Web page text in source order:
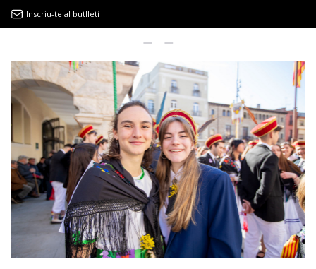
9MAGAZÍN
EL CLÀSSIC | ALBERT PLA
“LA VIDA ÉS COM LA MAR: SEMPRE BUSCA L’EQUILIBRI”
NOVETATS DISCOGRÀFIQUES
EL CLÀSSIC | ELS 3 TAMBORS
Inscriu-te al butlletí